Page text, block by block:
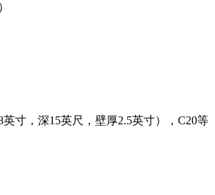
寸，深15英尺，壁厚2.5英寸），C20等